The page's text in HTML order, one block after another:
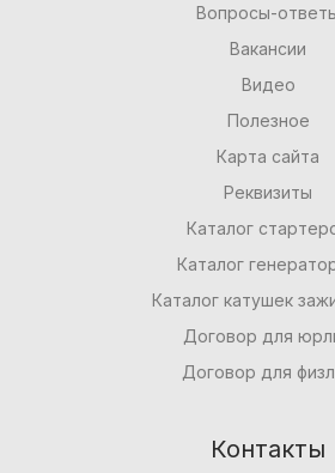
Вопросы-
Вакансии
Видео
Полезное
Карта сайта
Реквизиты
Каталог
Каталог
Каталог катушек
Договор для
Договор для
Контакты